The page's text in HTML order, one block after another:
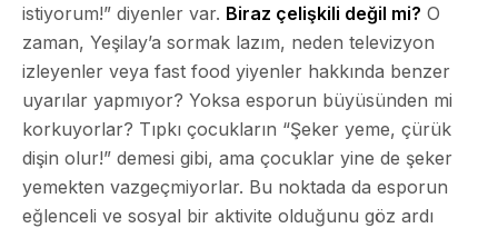
istiyorum!” diyenler var. Biraz çelişkili değil mi? O
zaman, Yeşilay’a sormak lazım, neden televizyon
izleyenler veya fast food yiyenler hakkında benzer
uyarılar yapmıyor? Yoksa esporun büyüsünden mi
korkuyorlar? Tıpkı çocukların “Şeker yeme, çürük
dişin olur!” demesi gibi, ama çocuklar yine de şeker
yemekten vazgeçmiyorlar. Bu noktada da esporun
eğlenceli ve sosyal bir aktivite olduğunu göz ardı